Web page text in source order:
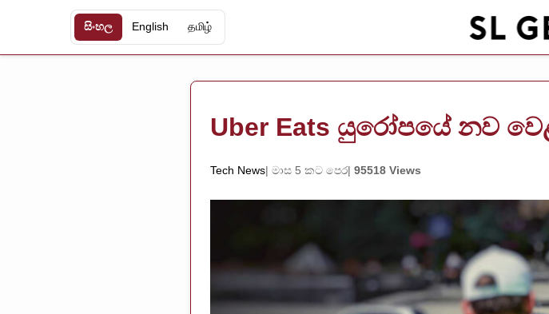
සිංහල English தமிழ்
Uber Eats යුරෝපයේ නව
Tech News මාස 5 කට පෙර 95518 Views